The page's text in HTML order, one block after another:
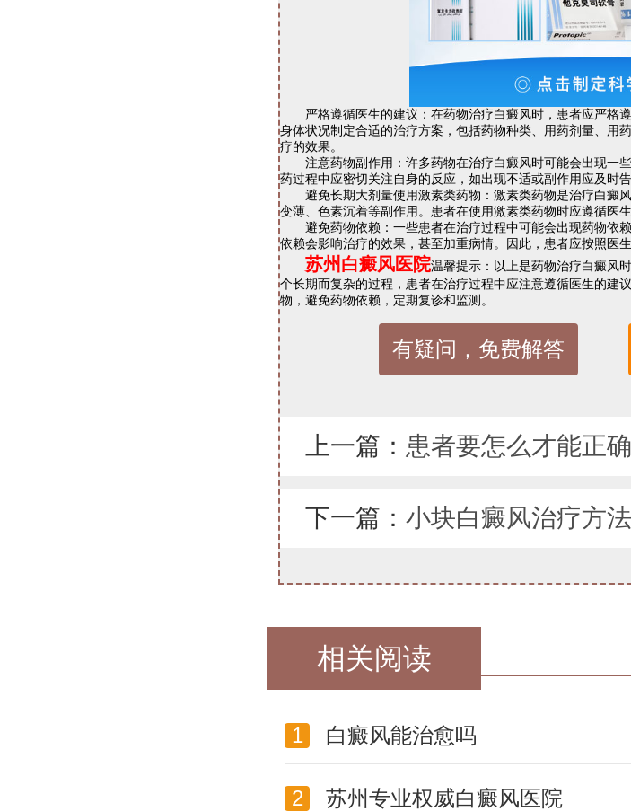
严格遵循医生的建议：在药物治疗白癜风时，患者应严格
身体状况制定合适的治疗方案，包括药物种类、用药剂量、用
疗的效果。
注意药物副作用：许多药物在治疗白癜风时可能会出现一
药过程中应密切关注自身的反应，如出现不适或副作用应及时
避免长期大剂量使用激素类药物：激素类药物是治疗白癜
变薄、色素沉着等副作用。患者在使用激素类药物时应遵循医
避免药物依赖：一些患者在治疗过程中可能会出现药物依
依赖会影响治疗的效果，甚至加重病情。因此，患者应按照医
苏州白癜风医院温馨提示：以上是药物治疗白癜风
个长期而复杂的过程，患者在治疗过程中应注意遵循医生的建
物，避免药物依赖，定期复诊和监测。
有疑问，免费解答
上一篇： 患者要怎么才能正
下一篇： 小块白癜风治疗方
相关阅读
1 白癜风能治愈吗
2 苏州专业权威白癜风医院